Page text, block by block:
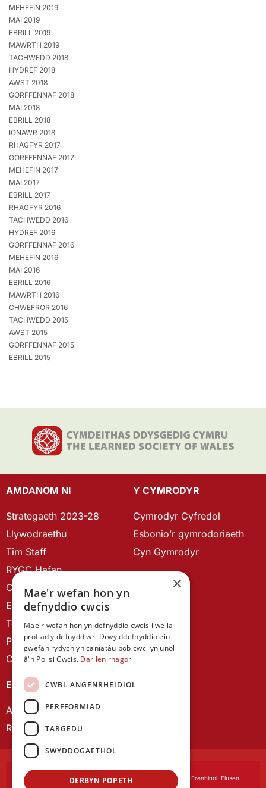
MEHEFIN 2019
MAI 2019
EBRILL 2019
MAWRTH 2019
TACHWEDD 2018
HYDREF 2018
AWST 2018
GORFFENNAF 2018
MAI 2018
EBRILL 2018
IONAWR 2018
RHAGFYR 2017
GORFFENNAF 2017
MEHEFIN 2017
MAI 2017
EBRILL 2017
RHAGFYR 2016
TACHWEDD 2016
HYDREF 2016
GORFFENNAF 2016
MEHEFIN 2016
MAI 2016
EBRILL 2016
MAWRTH 2016
CHWEFROR 2016
TACHWEDD 2015
AWST 2015
GORFFENNAF 2015
EBRILL 2015
AMDANOM NI
Strategaeth 2023-28
Llywodraethu
Tîm Staff
RYGC Hafan
Canllawiau brandio
Ein Hanes
Telerau ac Amodau
Polisi Preifatrwydd
Cysylltu â ni
Y CYMRODYR
Cymrodyr Cyfredol
Esbonio’r gymrodoriaeth
Cyn Gymrodyr
EIN CYHOEDDIADAU
Astudiaethau Cymreig
Rhwydwaith Ymchwil Gyrfa Cynnar
Cymdeithas Ddysgedig Cymru, corfforedig drwy Siarter Frenhinol. Elusen
×
Mae'r wefan hon yn
defnyddio cwcis
Mae'r wefan hon yn defnyddio cwcis i wella
profiad y defnyddiwr. Drwy ddefnyddio ein
gwefan rydych yn caniatáu bob cwci yn unol
â'n Polisi Cwcis. Darllen rhagor
CWBL ANGENRHEIDIOL
PERFFORMIAD
TARGEDU
SWYDDOGAETHOL
DERBYN POPETH